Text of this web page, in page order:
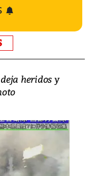
heridos y